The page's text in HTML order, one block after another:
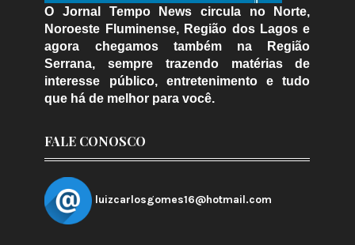
O Jornal Tempo News circula no Norte,
Noroeste Fluminense, Região dos Lagos e
agora chegamos também na Região
Serrana, sempre trazendo matérias de
interesse público, entretenimento e tudo
que há de melhor para você.
FALE CONOSCO
luizcarlosgomes16@hotmail.com